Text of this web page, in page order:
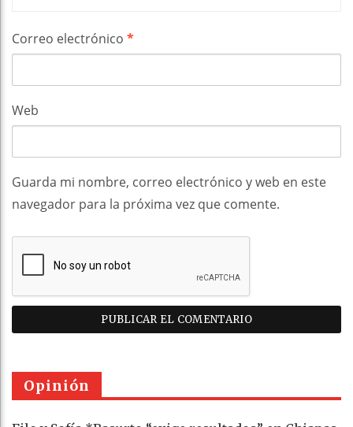
Correo electrónico *
Web
Guarda mi nombre, correo electrónico y web en este
navegador para la próxima vez que comente.
Opinión